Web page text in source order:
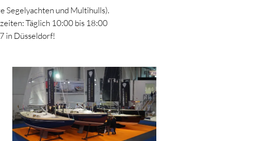
Segelyachten und Multihulls).
Täglich 10:00 bis 18:00
in Düsseldorf!